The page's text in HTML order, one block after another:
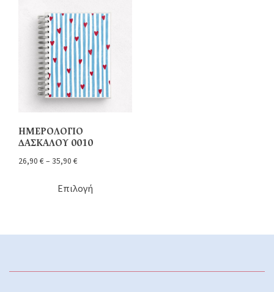
ΗΜΕΡΟΛΟΓΙΟ
ΔΑΣΚΑΛΟΥ 0010
26,90 € – 35,90 €
Επιλογή